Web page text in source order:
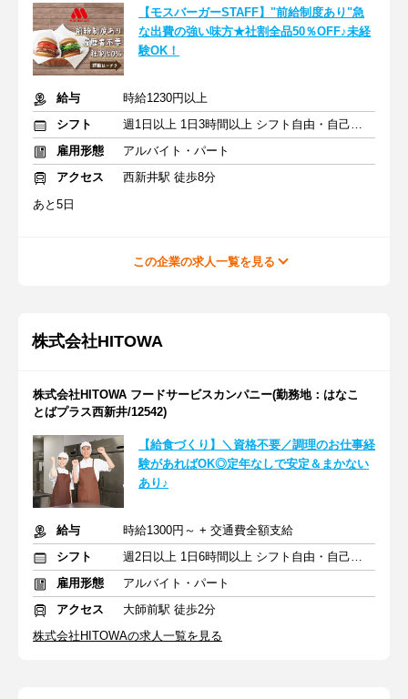
【モスバーガーSTAFF】"前給制度あり"急
な出費の強い味方★社割全品50％OFF♪未経
験OK！
給与
時給1230円以上
シフト
週1日以上 1日3時間以上 シフト自由・自己申告
雇用形態
アルバイト・パート
アクセス
西新井駅 徒歩8分
あと5日
この企業の求人一覧を見る
株式会社HITOWA
株式会社HITOWA フードサービスカンパニー(勤務地：はなこ
とばプラス西新井/12542)
【給食づくり】＼資格不要／調理のお仕事経
験があればOK◎定年なしで安定＆まかない
あり♪
給与
時給1300円～ + 交通費全額支給
シフト
週2日以上 1日6時間以上 シフト自由・自己申告
雇用形態
アルバイト・パート
アクセス
大師前駅 徒歩2分
株式会社HITOWAの求人一覧を見る